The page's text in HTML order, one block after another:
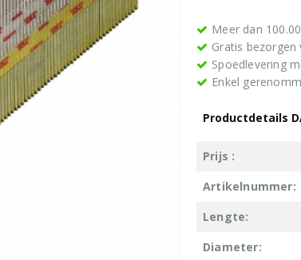
Meer dan
Gratis bezorgen
Spoedlevering
Enkel
Productdetails
Prijs :
Artikelnummer:
Lengte:
Diameter: